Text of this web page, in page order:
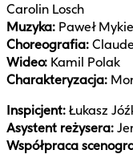
Carolin Losch
Muzyka: Paweł
Choreografia:
Wideo: Kamil Polak
Charakteryzacja:
Inspicjent: Łukasz
Asystent reżysera:
Współpraca